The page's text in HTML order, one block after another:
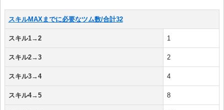
スキルMAXまでに必要なツム数/合計32
スキル1→2 1
スキル2→3 2
スキル3→4 4
スキル4→5 8